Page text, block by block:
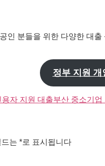
인 분들을 위한 다양한 대
정부 지원 개
용자 지원 대출부산 중소기업
는 *로 표시됩니다